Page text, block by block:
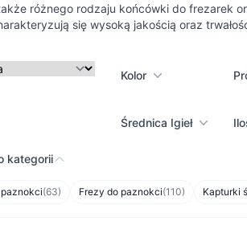
różnego rodzaju końcówki do frezarek
się wysoką jakością oraz
Kolor
Średnica Igieł
kategorii
(63) Frezy do paznokci(110) Kapturki